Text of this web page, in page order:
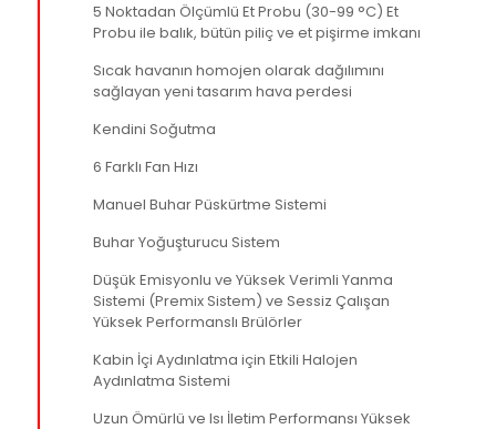
5 Noktadan Ölçümlü Et Probu (30-99 °C) Et
Probu ile balık, bütün piliç ve et pişirme imkanı
Sıcak havanın homojen olarak dağılımını
sağlayan yeni tasarım hava perdesi
Kendini Soğutma
6 Farklı Fan Hızı
Manuel Buhar Püskürtme Sistemi
Buhar Yoğuşturucu Sistem
Düşük Emisyonlu ve Yüksek Verimli Yanma
Sistemi (Premix Sistem) ve Sessiz Çalışan
Yüksek Performanslı Brülörler
Kabin İçi Aydınlatma için Etkili Halojen
Aydınlatma Sistemi
Uzun Ömürlü ve Isı İletim Performansı Yüksek